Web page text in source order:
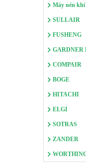
Máy nén khí
SULLAIR
FUSHENG
GARDNER
COMPAIR
BOGE
HITACHI
ELGI
SOTRAS
ZANDER